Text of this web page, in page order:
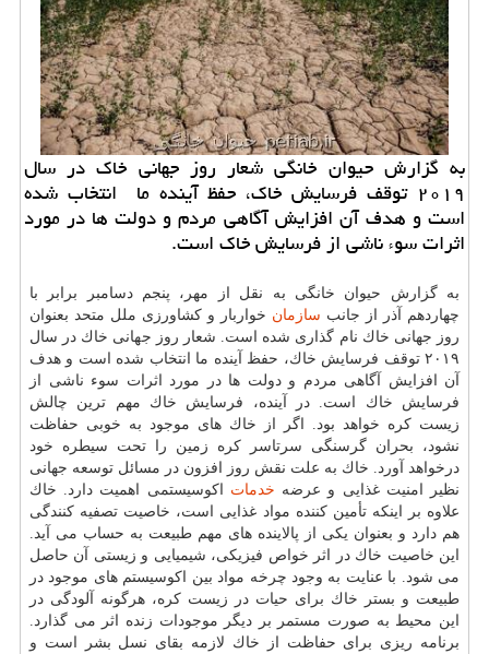
به گزارش حیوان خانگی شعار روز جهانی خاك در سال
۲۰۱۹ توقف فرسایش خاك، حفظ آینده ما انتخاب شده
است و هدف آن افزایش آگاهی مردم و دولت ها در مورد
اثرات سوء ناشی از فرسایش خاك است.
به گزارش حیوان خانگی به نقل از مهر، پنجم دسامبر برابر با
چهاردهم آذر از جانب سازمان خواربار و كشاورزی ملل متحد بعنوان
روز جهانی خاك نام گذاری شده است. شعار روز جهانی خاك در سال
۲۰۱۹ توقف فرسایش خاك، حفظ آینده ما انتخاب شده است و هدف
آن افزایش آگاهی مردم و دولت ها در مورد اثرات سوء ناشی از
فرسایش خاك است. در آینده، فرسایش خاك مهم ترین چالش
زیست كره خواهد بود. اگر از خاك های موجود به خوبی حفاظت
نشود، بحران گرسنگی سرتاسر كره زمین را تحت سیطره خود
درخواهد آورد. خاك به علت نقش روز افزون در مسائل توسعه جهانی
نظیر امنیت غذایی و عرضه خدمات اكوسیستمی اهمیت دارد. خاك
علاوه بر اینكه تأمین كننده مواد غذایی است، خاصیت تصفیه كنندگی
هم دارد و بعنوان یكی از پالاینده های مهم طبیعت به حساب می آید.
این خاصیت خاك در اثر خواص فیزیكی، شیمیایی و زیستی آن حاصل
می شود. با عنایت به وجود چرخه مواد بین اكوسیستم های موجود در
طبیعت و بستر خاك برای حیات در زیست كره، هرگونه آلودگی در
این محیط به صورت مستمر بر دیگر موجودات زنده اثر می گذارد.
برنامه ریزی برای حفاظت از خاك لازمه بقای نسل بشر است و